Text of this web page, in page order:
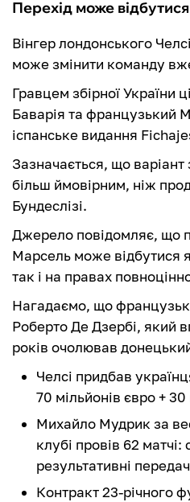
Перехід може
Вінгер лондонського
може змінити команду
Гравцем збірної України
Баварія та французький
іспанське видання
Зазначається, що варіант
більш ймовірним, ніж
Бундеслізі.
Джерело повідомляє, що
Марсель може відбутися
так і на правах
Нагадаємо, що
Роберто Де Дзербі, який
років очолював
Челсі придбав
70 мільйонів євро +
Михайло Мудрик за
клубі провів 62 матчі:
результативні
Контракт 23-річного